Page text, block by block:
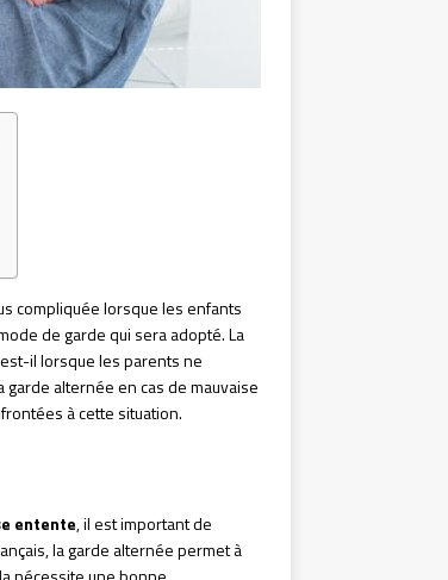
compliquée lorsque les enfants
de garde qui sera adopté. La
il lorsque les parents ne
alternée en cas de mauvaise
à cette situation.
entente, il est important de
la garde alternée permet à